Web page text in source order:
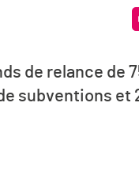
de relance de
subventions et